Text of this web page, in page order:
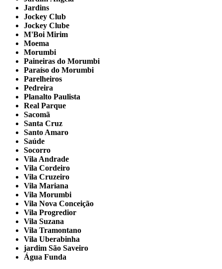
Jardins
Jockey Club
Jockey Clube
M'Boi Mirim
Moema
Morumbi
Paineiras do Morumbi
Paraíso do Morumbi
Parelheiros
Pedreira
Planalto Paulista
Real Parque
Sacomã
Santa Cruz
Santo Amaro
Saúde
Socorro
Vila Andrade
Vila Cordeiro
Vila Cruzeiro
Vila Mariana
Vila Morumbi
Vila Nova Conceição
Vila Progredior
Vila Suzana
Vila Tramontano
Vila Uberabinha
jardim São Saveiro
Água Funda